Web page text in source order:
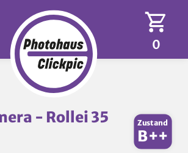
0
- Rollei 35
Zustand
B++